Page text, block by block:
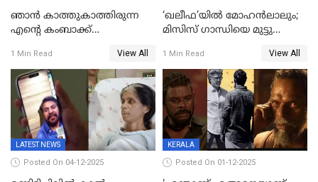
ഞാന്‍ കാത്തുകാത്തിരുന്ന
എന്റെ കംബാക്ക്
പുറത്ത്
1 Min Read View All
‘ഖലീഫ’യിൽ മോഹൻലാലും;
മിസിസ് ഗാന്ധിയെ മുട്ടു
അഹമ്മദ് അലിയായെത്തും
1 Min Read View All
LATEST NEWS
Posted On 04-12-2025
KERALA
Posted On 01-12-2025